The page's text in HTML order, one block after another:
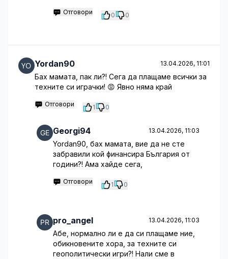
Отговори 0 0
Yordan90 13.04.2026, 11:01
Бах мамата, пак ли?! Сега да плащаме всички за
техните си играчки! 😡 Явно няма край
Отговори 1 0
Georgi94 13.04.2026, 11:03
Yordan90, бах мамата, вие да не сте
забравили кой финансира България от
години?! Ама хайде сега,
Отговори 1 0
pro_angel 13.04.2026, 11:03
Абе, нормално ли е да си плащаме ние,
обикновените хора, за техните си
геополитически игри?! Нали сме в